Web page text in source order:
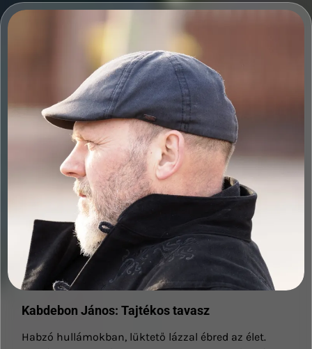
Kabdebon János: Tajtékos tavasz
Habzó hullámokban, lüktető lázzal ébred az élet.